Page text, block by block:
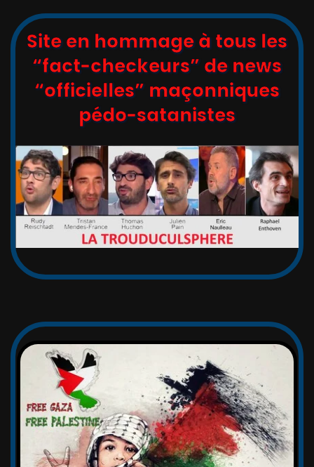
Site en hommage à tous les
“fact-checkeurs” de news
“officielles” maçonniques
pédo-satanistes